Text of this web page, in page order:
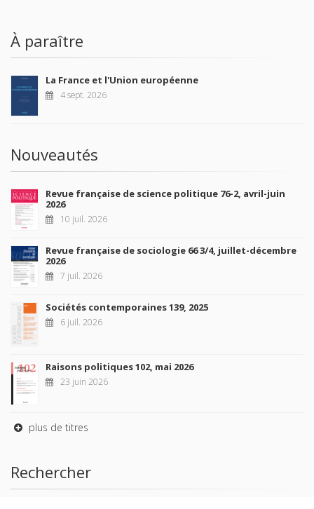
À paraître
La France et l'Union européenne
4 sept. 2026
Nouveautés
Revue française de science politique 76-2, avril-juin
2026
10 juil. 2026
Revue française de sociologie 66 3/4, juillet-décembre
2026
7 juil. 2026
Sociétés contemporaines 139, 2025
6 juil. 2026
Raisons politiques 102, mai 2026
23 juin 2026
plus de titres
Rechercher